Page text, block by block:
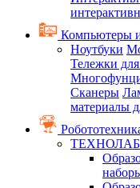
Компьютеры
Ноутбуки
Тележки
Сканеры
материалы
ТЕХНОЛАБ